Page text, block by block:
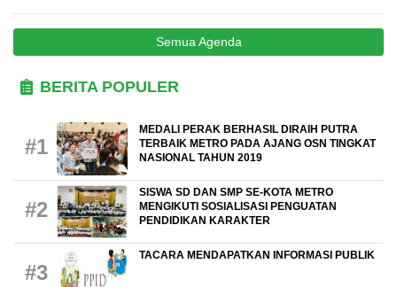
Semua Agenda
BERITA POPULER
#1
MEDALI PERAK BERHASIL DIRAIH PUTRA
TERBAIK METRO PADA AJANG OSN TINGKAT
NASIONAL TAHUN 2019
#2
SISWA SD DAN SMP SE-KOTA METRO
MENGIKUTI SOSIALISASI PENGUATAN
PENDIDIKAN KARAKTER
#3
TACARA MENDAPATKAN INFORMASI PUBLIK